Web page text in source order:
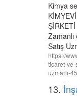
Kimya
Satış
https://
ticaret-
uzmani-
13.